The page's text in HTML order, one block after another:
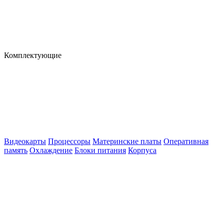
Комплектующие
Видеокарты Процессоры Материнские платы Оперативная
память Охлаждение Блоки питания Корпуса